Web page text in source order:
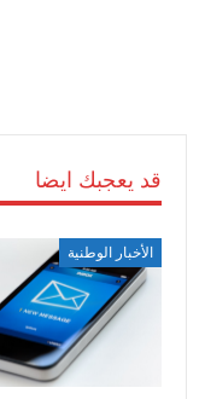
قد يعجبك ايضا
الأخبار الوطنية